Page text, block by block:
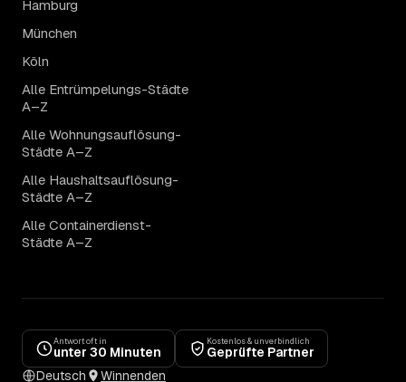
Hamburg
München
Köln
Alle Entrümpelungs-Städte
A–Z
Alle Wohnungsauflösung-
Städte A–Z
Alle Haushaltsauflösung-
Städte A–Z
Alle Containerdienst-
Städte A–Z
Antwort oft in
unter 30 Minuten
Kostenlos & unverbindlich
Geprüfte Partner
Deutsch
Winnenden